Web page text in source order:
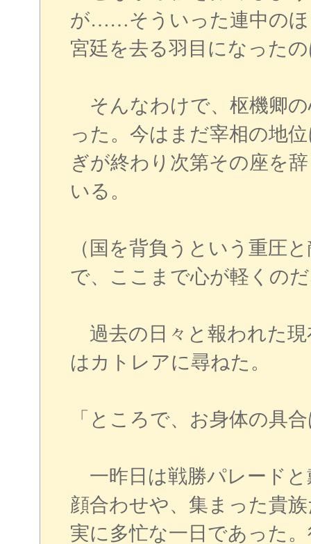
が……そういった連中のほ
宮廷を去る羽目になった
そんなわけで、枢機卿
った。今はまだ宰相の地
ぎが終わり次第その座を
いる。
（国を背負うという重圧
で、ここまで心が軽くの
過去の日々と報われた
はカトレアに尋ねた。
「ところで、お身体の具
一昨日は戦勝パレードと
顔合わせや、集まった貴
実に多忙な一日であった